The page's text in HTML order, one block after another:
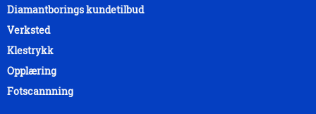
Diamantborings kundetilbud
Verksted
Klestrykk
Opplæring
Fotscannning